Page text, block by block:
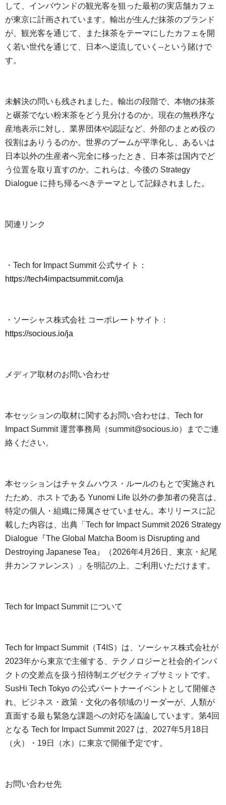
して、インバウンドの観光客を狙った最初の実店舗カフェ
が東京に計画されています。輸出が生んだ抹茶のブランド
が、観光客を通じて、また抹茶をテーマにしたカフェを開
く若い世代を通じて、日本へ逆流していく--という賭けで
す。
未解決の問いも残されました。輸出の段階で、本物の抹茶
と碾茶でない粉末茶をどう見分けるのか。現在の無秩序な
産地表示に対し、業界団体や認証など、外部のまとめ役の
役割はありうるのか。世界のブームが平準化し、あるいは
日本以外の生産者へ完全に移ったとき、日本茶は国内でど
う位置を取り直すのか。これらは、今後の Strategy
Dialogue に持ち帰るべきテーマとして記録されました。
関連リンク
・Tech for Impact Summit 公式サイト：
https://tech4impactsummit.com/ja
・ソーシャス株式会社 コーポレートサイト：
https://socious.io/ja
メディア取材のお問い合わせ
本セッションの取材に関するお問い合わせは、Tech for
Impact Summit 運営事務局（summit@socious.io）までご連
絡ください。
本セッションはチャタムハウス・ルールのもとで実施され
たため、ホストである Yunomi Life 以外の参加者の発言は、
特定の個人・組織に帰属させていません。本リリースに記
載した内容は、出典「Tech for Impact Summit 2026 Strategy
Dialogue『The Global Matcha Boom is Disrupting and
Destroying Japanese Tea』（2026年4月26日、東京・紀尾
井カンファレンス）」を明記の上、ご利用いただけます。
Tech for Impact Summit について
Tech for Impact Summit（T4IS）は、ソーシャス株式会社が
2023年から東京で主催する、テクノロジーと社会的インパ
クトの交差点を扱う招待制エグゼクティブサミットです。
SusHi Tech Tokyo の公式パートナーイベントとして開催さ
れ、ビジネス・政策・文化の各領域のリーダーが、人類が
直面する最も緊急な課題への対応を議論しています。第4回
となる Tech for Impact Summit 2027 は、2027年5月18日
（火）・19日（水）に東京で開催予定です。
お問い合わせ先